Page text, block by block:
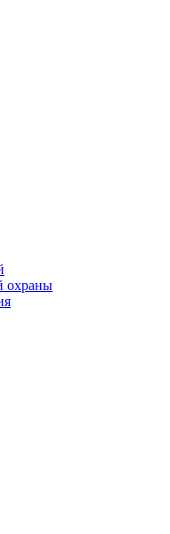
охраны